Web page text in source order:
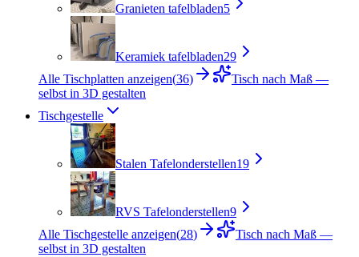
Granieten tafelbladen5
Keramiek tafelbladen29
Alle Tischplatten anzeigen(36)
Tisch nach Maß —
selbst in 3D gestalten
Tischgestelle
Stalen Tafelonderstellen19
RVS Tafelonderstellen9
Alle Tischgestelle anzeigen(28)
Tisch nach Maß —
selbst in 3D gestalten